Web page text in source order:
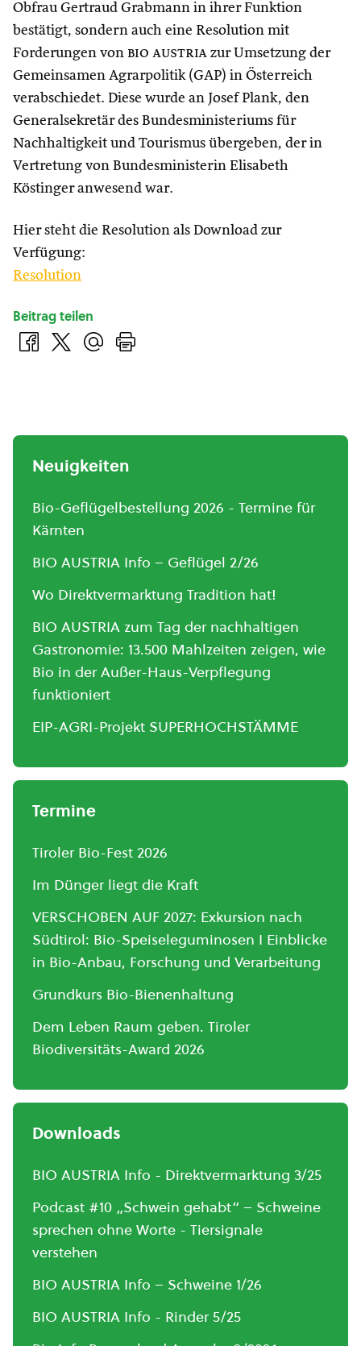
Obfrau Gertraud Grabmann in ihrer Funktion
bestätigt, sondern auch eine Resolution mit
Forderungen von bio austria zur Umsetzung der
Gemeinsamen Agrarpolitik (GAP) in Österreich
verabschiedet. Diese wurde an Josef Plank, den
Generalsekretär des Bundesministeriums für
Nachhaltigkeit und Tourismus übergeben, der in
Vertretung von Bundesministerin Elisabeth
Köstinger anwesend war.
Hier steht die Resolution als Download zur
Verfügung:
Resolution
Beitrag teilen
Neuigkeiten
Bio-Geflügelbestellung 2026 - Termine für
Kärnten
BIO AUSTRIA Info – Geflügel 2/26
Wo Direktvermarktung Tradition hat!
BIO AUSTRIA zum Tag der nachhaltigen
Gastronomie: 13.500 Mahlzeiten zeigen, wie
Bio in der Außer-Haus-Verpflegung
funktioniert
EIP-AGRI-Projekt SUPERHOCHSTÄMME
Termine
Tiroler Bio-Fest 2026
Im Dünger liegt die Kraft
VERSCHOBEN AUF 2027: Exkursion nach
Südtirol: Bio-Speiseleguminosen I Einblicke
in Bio-Anbau, Forschung und Verarbeitung
Grundkurs Bio-Bienenhaltung
Dem Leben Raum geben. Tiroler
Biodiversitäts-Award 2026
Downloads
BIO AUSTRIA Info - Direktvermarktung 3/25
Podcast #10 „Schwein gehabt“ – Schweine
sprechen ohne Worte - Tiersignale
verstehen
BIO AUSTRIA Info – Schweine 1/26
BIO AUSTRIA Info - Rinder 5/25